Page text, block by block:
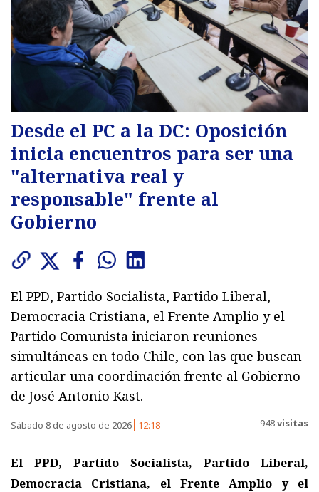
Desde el PC a la DC: Oposición
inicia encuentros para ser una
"alternativa real y
responsable" frente al
Gobierno
El PPD, Partido Socialista, Partido Liberal,
Democracia Cristiana, el Frente Amplio y el
Partido Comunista iniciaron reuniones
simultáneas en todo Chile, con las que buscan
articular una coordinación frente al Gobierno
de José Antonio Kast.
Sábado 8 de agosto de 2026 12:18 948visitas
El PPD, Partido Socialista, Partido Liberal,
Democracia Cristiana, el Frente Amplio y el